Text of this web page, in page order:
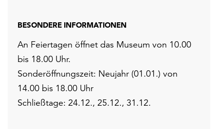
BESONDERE INFORMATIONEN
An Feiertagen öffnet das Museum von 10.00
bis 18.00 Uhr.
Sonderöffnungszeit: Neujahr (01.01.) von
14.00 bis 18.00 Uhr
Schließtage: 24.12., 25.12., 31.12.